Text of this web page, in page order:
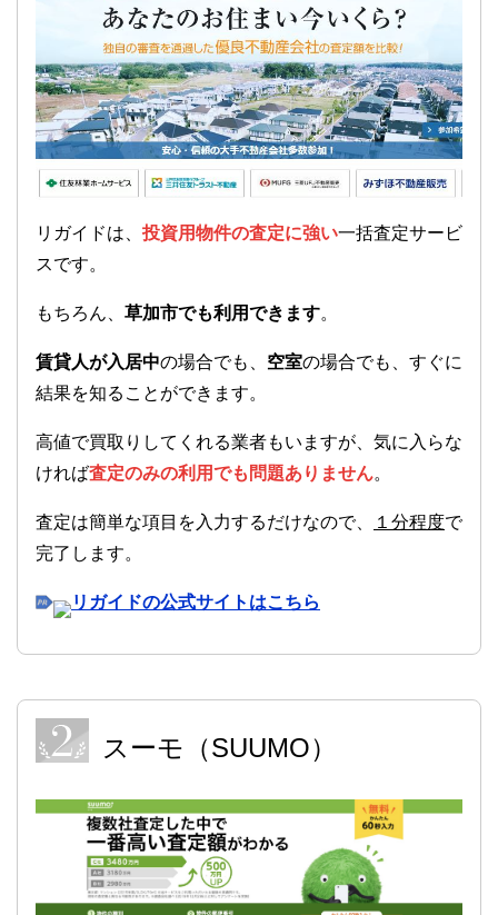
リガイドは、 投資用物件の査定に強い一括査定サービ
スです。
もちろん、 草加市でも利用できます。
賃貸人が入居中の場合でも、 空室の場合でも、すぐに
結果を知ることができます。
高値で買取りしてくれる業者もいますが、気に入らな
ければ査定のみの利用でも問題ありません。
査定は簡単な項目を入力するだけなので、 １分程度で
完了します。
リガイドの公式サイトはこちら
スーモ（SUUMO）